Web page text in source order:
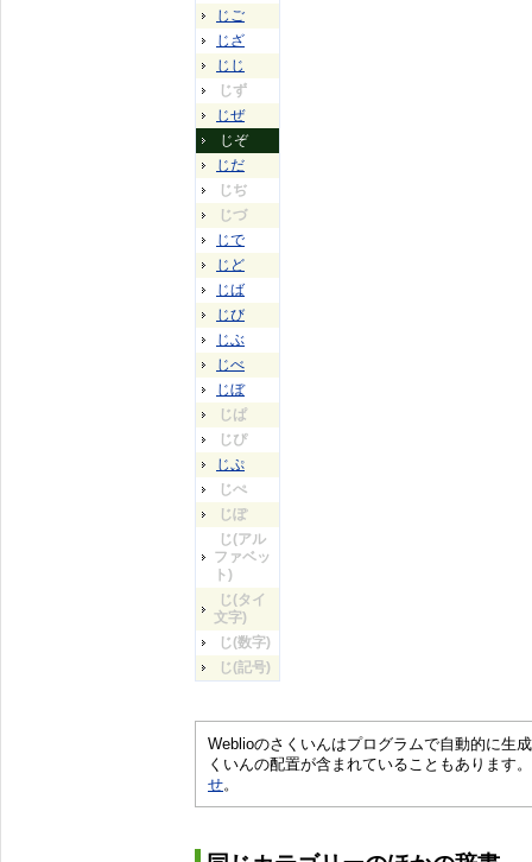
じご
じざ
じじ
じず
じぜ
じぞ
じだ
じぢ
じづ
じで
じど
じば
じび
じぶ
じべ
じぼ
じぱ
じぴ
じぷ
じぺ
じぽ
じ(アル
ファベッ
ト)
じ(タイ
文字)
じ(数字)
じ(記号)
Weblioのさくいんはプログラムで自動的に生
くいんの配置が含まれていることもあります
せ。